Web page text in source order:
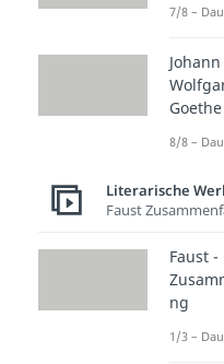
Frau
noch
Als
blickt
er
Dank
7/8 –
Johann
Goethe
8/8 –
Literarische
Faust
Faust -
ng
1/3 –